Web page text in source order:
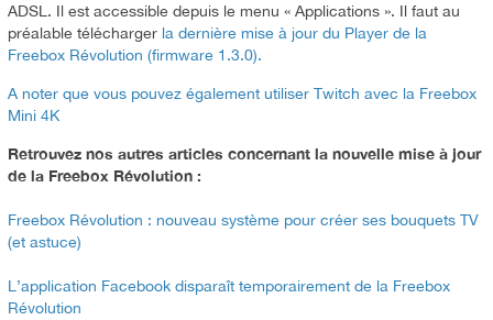
ADSL. Il est accessible depuis le menu « Applications ». Il faut au
préalable télécharger la dernière mise à jour du Player de la
Freebox Révolution (firmware 1.3.0).
A noter que vous pouvez également utiliser Twitch avec la Freebox
Mini 4K
Retrouvez nos autres articles concernant la nouvelle mise à jour
de la Freebox Révolution :
Freebox Révolution : nouveau système pour créer ses bouquets TV
(et astuce)
L’application Facebook disparaît temporairement de la Freebox
Révolution